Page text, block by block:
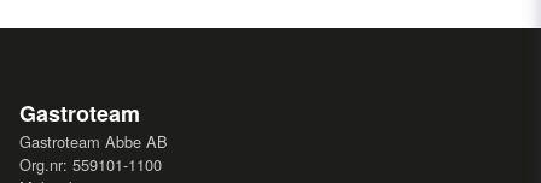
Gastroteam
Gastroteam Abbe AB
Org.nr: 559101-1100